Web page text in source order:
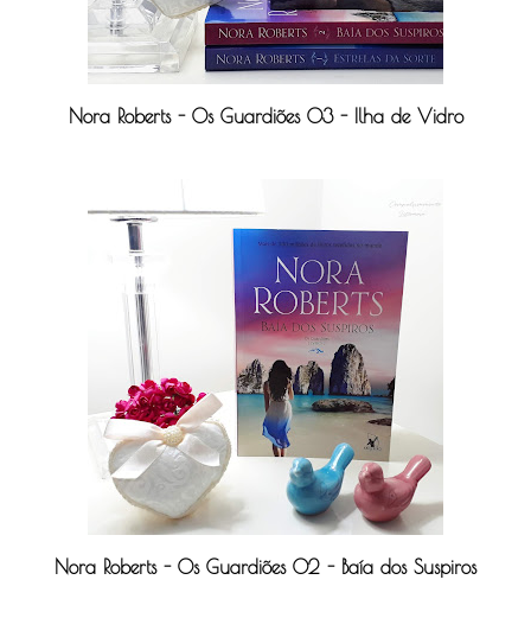
Nora Roberts - Os Guardiões 03 - Ilha de Vidro
Nora Roberts - Os Guardiões 02 - Baía dos Suspiros